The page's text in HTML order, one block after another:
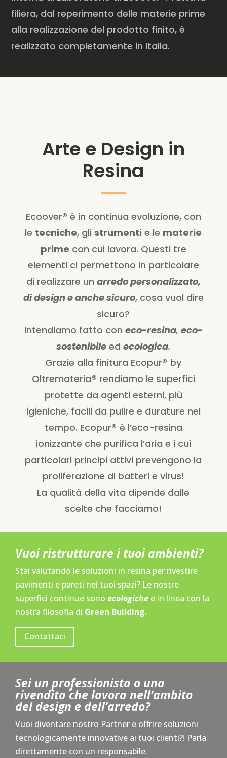
filiera, dal reperimento delle materie prime
alla realizzazione del prodotto finito, è
realizzato completamente in Italia.
Arte e Design in
Resina
Ecoover® è in continua evoluzione, con
le tecniche, gli strumenti e le materie
prime con cui lavora. Questi tre
elementi ci permettono in particolare
di realizzare un arredo personalizzato,
di design e anche sicuro, cosa vuol dire
sicuro?
Intendiamo fatto con eco-resina, eco-
sostenibile edecologica.
Grazie alla finitura Ecopur® by
Oltremateria® rendiamo le superfici
protette da agenti esterni, più
igieniche, facili da pulire e durature nel
tempo. Ecopur® è l’eco-resina
ionizzante che purifica l’aria e i cui
particolari principi attivi prevengono la
proliferazione di batteri e virus!
La qualità della vita dipende dalle
scelte che facciamo!
Vuoi ristrutturare i tuoi ambienti?
Stai valutando le soluzioni in resina per rivestire
pavimenti e pareti nei tuoi spazi? Le nostre
superfici continue sono ecologiche e in linea con la
nostra filosofia di Green Building.
Contattaci
Sei un professionista o una
rivendita che lavora nell’ambito
del design e dell’arredo?
Vuoi diventare nostro Partner e offrire soluzioni
tecnologicamente innovative ai tuoi clienti?! Parla
direttamente con un responsabile.